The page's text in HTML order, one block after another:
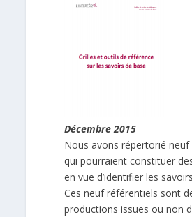
Décembre 2015
Nous avons répertorié neuf
qui pourraient constituer
en vue d’identifier les
Ces neuf référentiels sont
productions issues ou non